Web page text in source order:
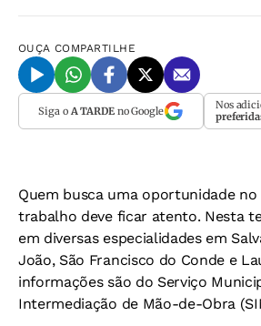
OUÇA COMPARTILHE
Siga o A TARDEno Google Nos
Quem busca uma oportunidade
trabalho deve ficar atento. Nesta
em diversas especialidades em
João, São Francisco do Conde e
informações são do Serviço
Intermediação de Mão-de-Obra